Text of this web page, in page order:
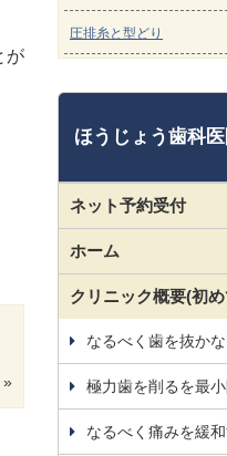
が
»
圧排糸と型どり
ほうじょう歯科
ネット予約受付
ホーム
クリニック概要(初
なるべく歯を抜か
極力歯を削るを最
なるべく痛みを緩